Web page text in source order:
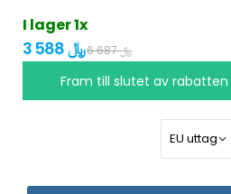
I lager 1x
3 588 ﷼ 6 687 ﷼
Fram till slutet av rabatten